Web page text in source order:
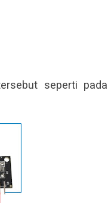
seperti pada